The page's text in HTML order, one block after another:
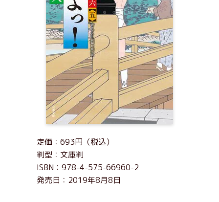
定価：693円（税込）
判型：文庫判
ISBN：978-4-575-66960-2
発売日：2019年8月8日